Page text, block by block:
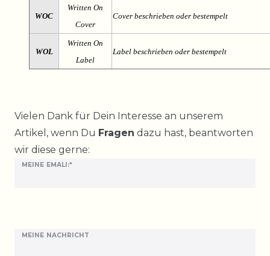
WOC
Written On
Cover
Cover beschrieben oder bestempelt
WOL
Written On
Label
Label beschrieben oder bestempelt
Vielen Dank für Dein Interesse an unserem
Artikel, wenn Du Fragen dazu hast, beantworten
wir diese gerne:
MEINE EMALI:*
MEINE NACHRICHT
Ceres::Template.mailFormHoneypotLabel